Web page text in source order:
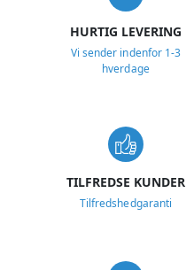
HURTIG LEVERING
Vi sender indenfor 1-3
hverdage
TILFREDSE KUNDER
Tilfredshedgaranti